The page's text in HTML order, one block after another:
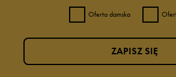
Oferta damska
ZAPISZ SIĘ